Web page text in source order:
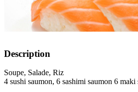
Description
Soupe, Salade, Riz
4 sushi saumon, 6 sashimi saumon 6 maki